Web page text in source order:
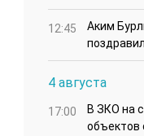
12:45
Аким
4 августа
17:00
В ЗКО на
объектов